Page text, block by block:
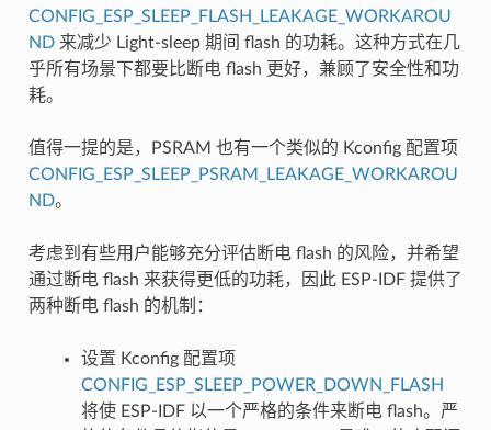
CONFIG_ESP_SLEEP_FLASH_LEAKAGE_WORKAROU
ND来减少 Light-sleep 期间 flash 的功耗。这种方式在几
乎所有场景下都要比断电 flash 更好，兼顾了安全性和功
耗。
值得一提的是，PSRAM 也有一个类似的 Kconfig 配置项
CONFIG_ESP_SLEEP_PSRAM_LEAKAGE_WORKAROU
ND。
考虑到有些用户能够充分评估断电 flash 的风险，并希望
通过断电 flash 来获得更低的功耗，因此 ESP-IDF 提供了
两种断电 flash 的机制：
设置 Kconfig 配置项
CONFIG_ESP_SLEEP_POWER_DOWN_FLASH
将使 ESP-IDF 以一个严格的条件来断电 flash。严